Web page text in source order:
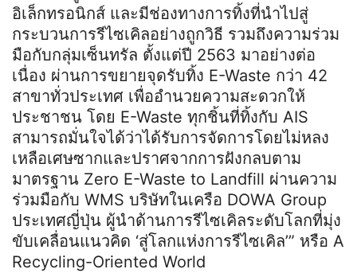
อิเล็กทรอนิกส์ และมีช่องทางการทิ้งที่นำไปสู่
กระบวนการรีไซเคิลอย่างถูกวิธี รวมถึงความร่วม
มือกับกลุ่มเซ็นทรัล ตั้งแต่ปี 2563 มาอย่างต่อ
เนื่อง ผ่านการขยายจุดรับทิ้ง E-Waste กว่า 42
สาขาทั่วประเทศ เพื่ออำนวยความสะดวกให้
ประชาชน โดย E-Waste ทุกชิ้นที่ทิ้งกับ AIS
สามารถมั่นใจได้ว่าได้รับการจัดการโดยไม่หลง
เหลือเศษซากและปราศจากการฝังกลบตาม
มาตรฐาน Zero E-Waste to Landfill ผ่านความ
ร่วมมือกับ WMS บริษัทในเครือ DOWA Group
ประเทศญี่ปุ่น ผู้นำด้านการรีไซเคิลระดับโลกที่มุ่ง
ขับเคลื่อนแนวคิด ‘สู่โลกแห่งการรีไซเคิล’” หรือ A
Recycling-Oriented World